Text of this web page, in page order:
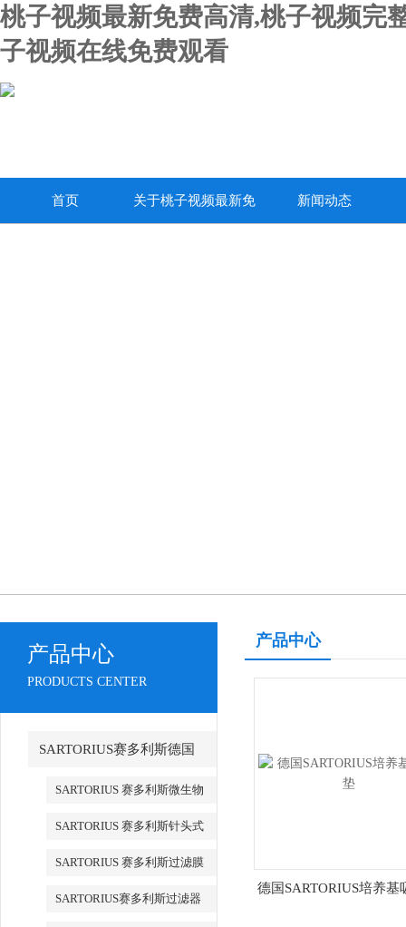
桃子视频最新免费高清,桃子视频完
子视频在线免费观看
首页 关于桃子视频最新免 新闻动态
产品中心
PRODUCTS CENTER
SARTORIUS赛多利斯德国
SARTORIUS 赛多利斯微生物
SARTORIUS 赛多利斯针头式
SARTORIUS 赛多利斯过滤膜
SARTORIUS赛多利斯过滤器
产品中心
德国SARTORIUS培养基